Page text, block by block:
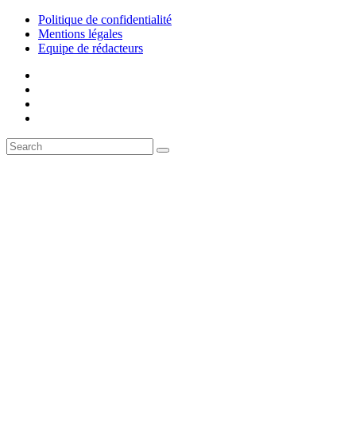
Politique de confidentialité
Mentions légales
Equipe de rédacteurs